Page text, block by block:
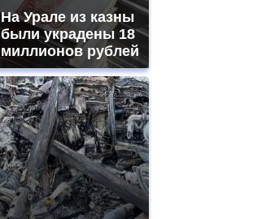
На Урале из казны
были украдены 18
миллионов рублей